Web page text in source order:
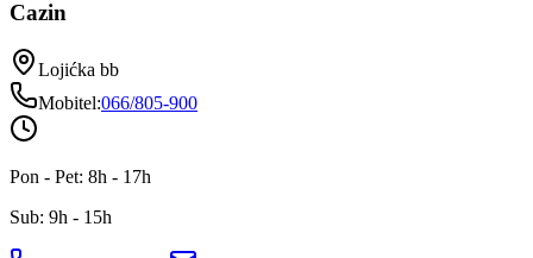
Cazin
Lojićka bb
Mobitel:066/805-900
Pon - Pet: 8h - 17h
Sub: 9h - 15h